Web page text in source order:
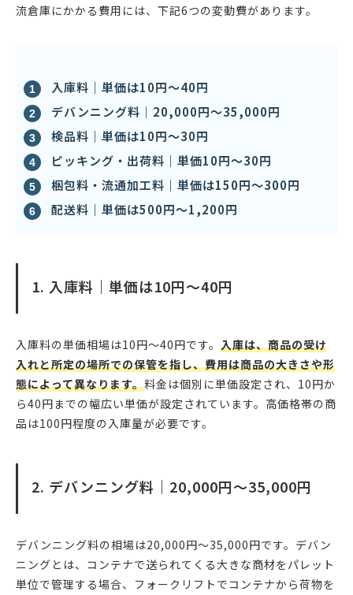
流倉庫にかかる費用には、下記6つの変動費があります。
入庫料｜単価は10円〜40円
デバンニング料｜20,000円〜35,000円
検品料｜単価は10円〜30円
ピッキング・出荷料｜単価10円〜30円
梱包料・流通加工料｜単価は150円〜300円
配送料｜単価は500円〜1,200円
1. 入庫料｜単価は10円〜40円
入庫料の単価相場は10円〜40円です。 入庫は、商品の受け
入れと所定の場所での保管を指し、費用は商品の大きさや形
態によって異なります。料金は個別に単価設定され、10円か
ら40円までの幅広い単価が設定されています。高価格帯の商
品は100円程度の入庫量が必要です。
2. デバンニング料｜20,000円〜35,000円
デバンニング料の相場は20,000円〜35,000円です。デバン
ニングとは、コンテナで送られてくる大きな商材をパレット
単位で管理する場合、フォークリフトでコンテナから荷物を